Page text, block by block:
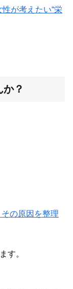
が考えたい“栄
？
の原因を整理
す。